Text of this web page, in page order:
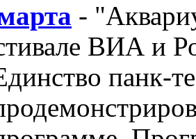
-
ВИА и
панк-